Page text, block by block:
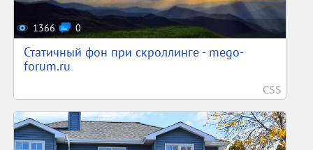
1366 0
Статичный фон при скроллинге - mego-
forum.ru
CSS